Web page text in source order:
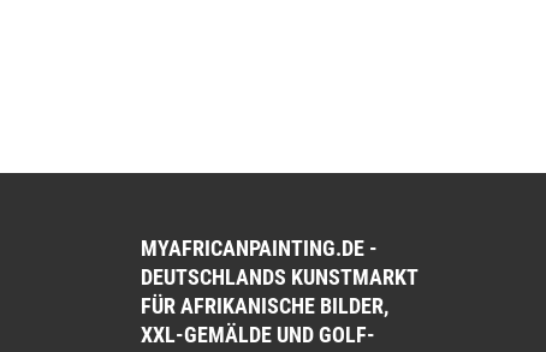
MYAFRICANPAINTING.DE -
DEUTSCHLANDS KUNSTMARKT
FÜR AFRIKANISCHE BILDER,
XXL-GEMÄLDE UND GOLF-